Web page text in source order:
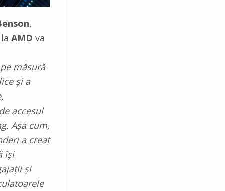
,
AMD va
măsură
și a
accesul
Așa cum,
a creat
își
și